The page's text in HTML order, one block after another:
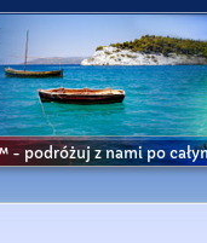
- podróżuj z nami po